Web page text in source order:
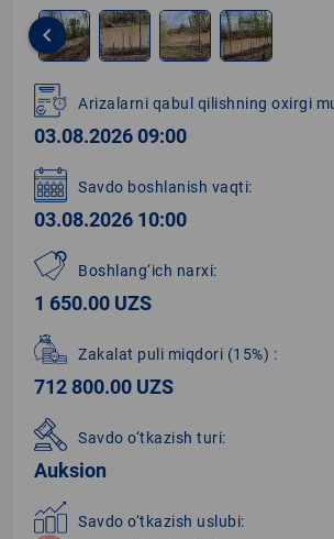
1
of
4
keyboard_arrow_left
Arizalarni qabul qilishning oxirgi
03.08.2026 09:00
Savdo boshlanish vaqti:
03.08.2026 10:00
Boshlang‘ich narxi:
1 650.00 UZS
Zakalat puli miqdori (15%) :
712 800.00 UZS
Savdo o‘tkazish turi:
Auksion
Savdo o‘tkazish uslubi: